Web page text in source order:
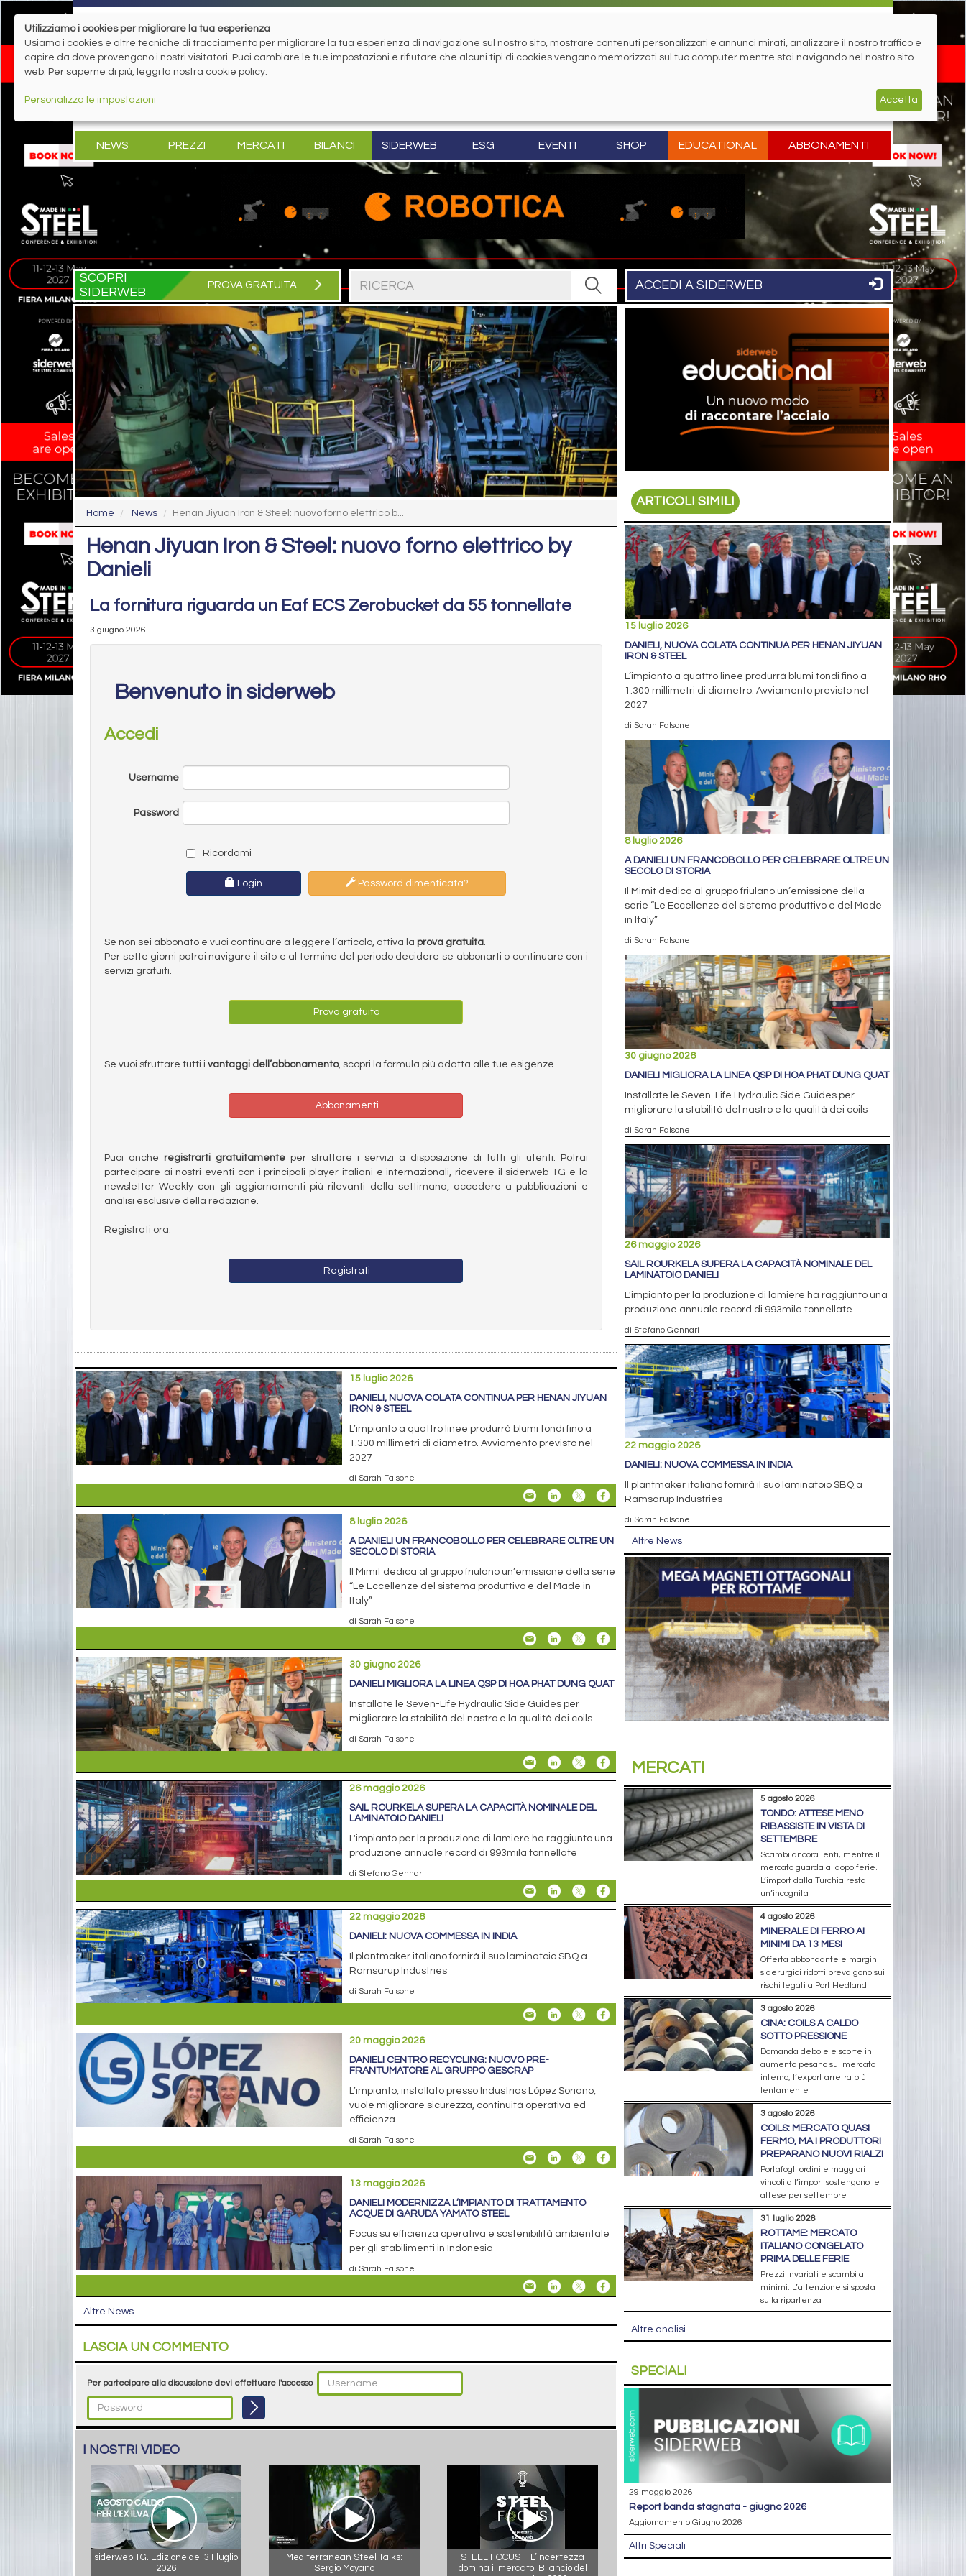
NEWS PREZZI MERCATI BILANCI SIDERWEB ESG EVENTI SHOP EDUCATIONAL ABBONAMENTI
SCOPRI
SIDERWEB
PROVA GRATUITA ACCEDI A SIDERWEB
Home News Henan Jiyuan Iron & Steel: nuovo forno elettrico b...
Henan Jiyuan Iron & Steel: nuovo forno elettrico by
Danieli
La fornitura riguarda un Eaf ECS Zerobucket da 55 tonnellate
3 giugno 2026
Benvenuto in siderweb
Accedi
Username
Password
Ricordami
Login Password dimenticata?
Se non sei abbonato e vuoi continuare a leggere l’articolo, attiva la prova gratuita.
Per sette giorni potrai navigare il sito e al termine del periodo decidere se abbonarti o continuare con i
servizi gratuiti.
Prova gratuita
Se vuoi sfruttare tutti i vantaggi dell’abbonamento, scopri la formula più adatta alle tue esigenze.
Abbonamenti
Puoi anche registrarti gratuitamenteper sfruttare i servizi a disposizione di tutti gli utenti. Potrai
partecipare ai nostri eventi con i principali player italiani e internazionali, ricevere il siderweb TG e la
newsletter Weekly con gli aggiornamenti più rilevanti della settimana, accedere a pubblicazioni e
analisi esclusive della redazione.
Registrati ora.
Registrati
15 luglio 2026
DANIELI, NUOVA COLATA CONTINUA PER HENAN JIYUAN
IRON & STEEL
L’impianto a quattro linee produrrà blumi tondi fino a
1.300 millimetri di diametro. Avviamento previsto nel
2027
di Sarah Falsone
8 luglio 2026
A DANIELI UN FRANCOBOLLO PER CELEBRARE OLTRE UN
SECOLO DI STORIA
Il Mimit dedica al gruppo friulano un’emissione della serie
“Le Eccellenze del sistema produttivo e del Made in
Italy”
di Sarah Falsone
30 giugno 2026
DANIELI MIGLIORA LA LINEA QSP DI HOA PHAT DUNG QUAT
Installate le Seven-Life Hydraulic Side Guides per
migliorare la stabilità del nastro e la qualità dei coils
di Sarah Falsone
26 maggio 2026
SAIL ROURKELA SUPERA LA CAPACITÀ NOMINALE DEL
LAMINATOIO DANIELI
L'impianto per la produzione di lamiere ha raggiunto una
produzione annuale record di 993mila tonnellate
di Stefano Gennari
22 maggio 2026
DANIELI: NUOVA COMMESSA IN INDIA
Il plantmaker italiano fornirà il suo laminatoio SBQ a
Ramsarup Industries
di Sarah Falsone
20 maggio 2026
DANIELI CENTRO RECYCLING: NUOVO PRE-
FRANTUMATORE AL GRUPPO GESCRAP
L’impianto, installato presso Industrias López Soriano,
vuole migliorare sicurezza, continuità operativa ed
efficienza
di Sarah Falsone
13 maggio 2026
DANIELI MODERNIZZA L’IMPIANTO DI TRATTAMENTO
ACQUE DI GARUDA YAMATO STEEL
Focus su efficienza operativa e sostenibilità ambientale
per gli stabilimenti in Indonesia
di Sarah Falsone
Altre News
LASCIA UN COMMENTO
Per partecipare alla discussione devi effettuare l'accesso
I NOSTRI VIDEO
siderweb TG. Edizione del 31 luglio
2026
Mediterranean Steel Talks:
Sergio Moyano
STEEL FOCUS – L’incertezza
domina il mercato. Bilancio del
ARTICOLI SIMILI
15 luglio 2026
DANIELI, NUOVA COLATA CONTINUA PER HENAN JIYUAN
IRON & STEEL
L’impianto a quattro linee produrrà blumi tondi fino a
1.300 millimetri di diametro. Avviamento previsto nel
2027
di Sarah Falsone
8 luglio 2026
A DANIELI UN FRANCOBOLLO PER CELEBRARE OLTRE UN
SECOLO DI STORIA
Il Mimit dedica al gruppo friulano un’emissione della
serie “Le Eccellenze del sistema produttivo e del Made
in Italy”
di Sarah Falsone
30 giugno 2026
DANIELI MIGLIORA LA LINEA QSP DI HOA PHAT DUNG QUAT
Installate le Seven-Life Hydraulic Side Guides per
migliorare la stabilità del nastro e la qualità dei coils
di Sarah Falsone
26 maggio 2026
SAIL ROURKELA SUPERA LA CAPACITÀ NOMINALE DEL
LAMINATOIO DANIELI
L'impianto per la produzione di lamiere ha raggiunto una
produzione annuale record di 993mila tonnellate
di Stefano Gennari
22 maggio 2026
DANIELI: NUOVA COMMESSA IN INDIA
Il plantmaker italiano fornirà il suo laminatoio SBQ a
Ramsarup Industries
di Sarah Falsone
Altre News
MERCATI
5 agosto 2026
TONDO: ATTESE MENO
RIBASSISTE IN VISTA DI
SETTEMBRE
Scambi ancora lenti, mentre il
mercato guarda al dopo ferie.
L’import dalla Turchia resta
un’incognita
4 agosto 2026
MINERALE DI FERRO AI
MINIMI DA 13 MESI
Offerta abbondante e margini
siderurgici ridotti prevalgono sui
rischi legati a Port Hedland
3 agosto 2026
CINA: COILS A CALDO
SOTTO PRESSIONE
Domanda debole e scorte in
aumento pesano sul mercato
interno; l’export arretra più
lentamente
3 agosto 2026
COILS: MERCATO QUASI
FERMO, MA I PRODUTTORI
PREPARANO NUOVI RIALZI
Portafogli ordini e maggiori
vincoli all’import sostengono le
attese per settembre
31 luglio 2026
ROTTAME: MERCATO
ITALIANO CONGELATO
PRIMA DELLE FERIE
Prezzi invariati e scambi ai
minimi. L’attenzione si sposta
sulla ripartenza
Altre analisi
SPECIALI
29 maggio 2026
report banda stagnata - giugno 2026
Aggiornamento Giugno 2026
Altri Speciali
Utilizziamo i cookies per migliorare la tua esperienza
Usiamo i cookies e altre tecniche di tracciamento per migliorare la tua esperienza di navigazione sul nostro sito, mostrare contenuti personalizzati e annunci mirati, analizzare il nostro traffico e
capire da dove provengono i nostri visitatori. Puoi cambiare le tue impostazioni e rifiutare che alcuni tipi di cookies vengano memorizzati sul tuo computer mentre stai navigando nel nostro sito
web. Per saperne di più, leggi la nostra cookie policy.
Personalizza le impostazioni Accetta